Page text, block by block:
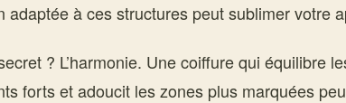
adaptée à ces structures peut sublimer votre
? L’harmonie. Une coiffure qui équilibre
forts et adoucit les zones plus marquées